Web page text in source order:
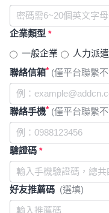
企業類型 *
一般企業 人力派
聯絡信箱* (僅平台聯繫
聯絡手機* (僅平台聯繫
驗證碼 *
好友推薦碼 (選填)